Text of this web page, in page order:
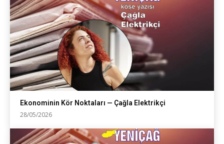
Ekonominin Kör Noktaları — Çağla Elektrikçi
28/05/2026